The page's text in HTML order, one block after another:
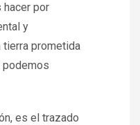
hacer por
y
prometida
podemos
es el trazado